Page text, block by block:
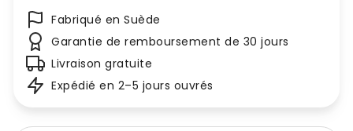
Fabriqué en Suède
Garantie de remboursement de 30 jours
Livraison gratuite
Expédié en 2–5 jours ouvrés